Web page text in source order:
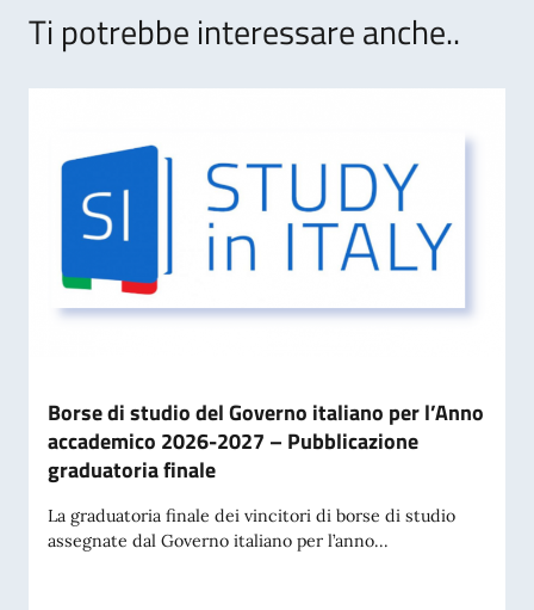
Ti potrebbe interessare anche..
Borse di studio del Governo italiano per l’Anno
accademico 2026-2027 – Pubblicazione
graduatoria finale
La graduatoria finale dei vincitori di borse di studio
assegnate dal Governo italiano per l’anno...